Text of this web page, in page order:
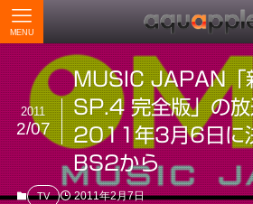
MENU
MUSIC JAPAN「
SP.4 完全版」の放
2011年3月6日に
BS2から
2011
2/07
TV 2011年2月7日